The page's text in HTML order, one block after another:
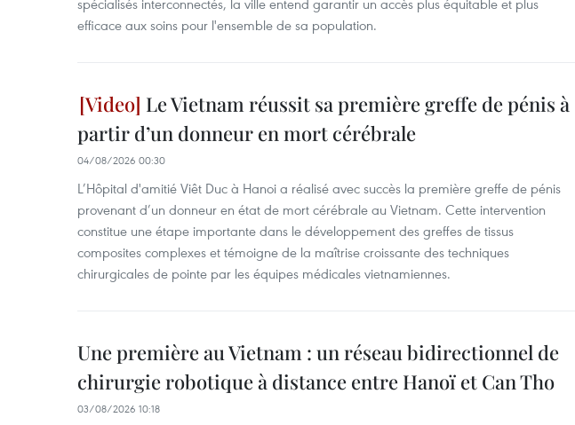
spécialisés interconnectés, la ville entend garantir un accès plus équitable et plus
efficace aux soins pour l'ensemble de sa population.
Le Vietnam réussit sa première greffe de pénis à
partir d’un donneur en mort cérébrale
04/08/2026 00:30
L’Hôpital d'amitié Viêt Duc à Hanoi a réalisé avec succès la première greffe de pénis
provenant d’un donneur en état de mort cérébrale au Vietnam. Cette intervention
constitue une étape importante dans le développement des greffes de tissus
composites complexes et témoigne de la maîtrise croissante des techniques
chirurgicales de pointe par les équipes médicales vietnamiennes.
Une première au Vietnam : un réseau bidirectionnel de
chirurgie robotique à distance entre Hanoï et Can Tho
03/08/2026 10:18